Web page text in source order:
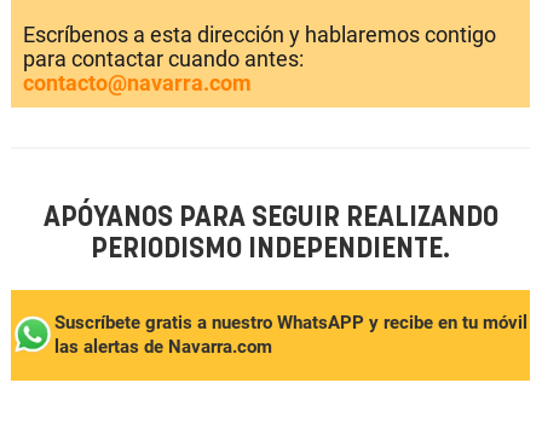
Escríbenos a esta dirección y hablaremos contigo
para contactar cuando antes:
contacto@navarra.com
APÓYANOS PARA SEGUIR REALIZANDO
PERIODISMO INDEPENDIENTE.
Suscríbete gratis a nuestro WhatsAPP y recibe en tu móvil
las alertas de Navarra.com